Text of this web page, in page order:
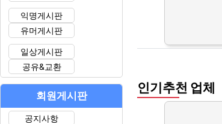
인기추천 업체
익명게시판
유머게시판
일상게시판
공유&교환
회원게시판
공지사항